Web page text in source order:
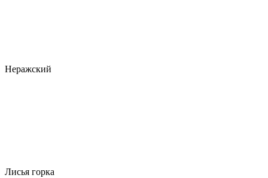
Неражский
Лисья горка